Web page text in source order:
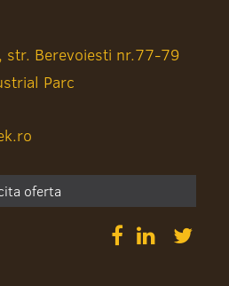
str. Berevoiesti nr.77-79
Parc
oferta